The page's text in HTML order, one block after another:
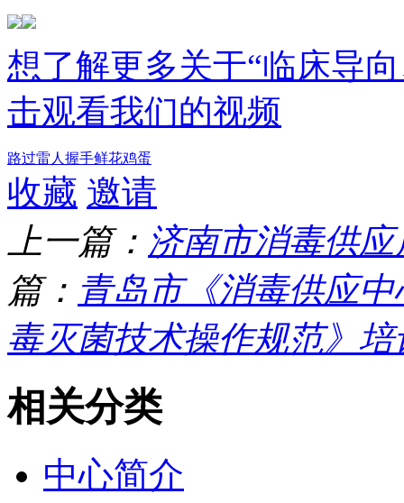
想了解更多关于“临床导
击观看我们的视频
路过雷人 握手鲜花鸡蛋
收藏 邀请
上一篇： 济南市消毒供
篇： 青岛市《消毒供应
毒灭菌技术操作规范》
相关分类
中心简介